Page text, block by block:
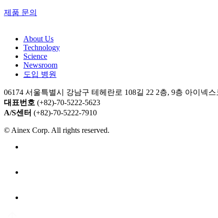
제품 문의
About Us​
Technology
Science
Newsroom
도입 병원
06174 서울특별시 강남구 테헤란로 108길 22 2층, 9층 아이넥
대표번호 (+82)-70-5222-5623
A/S센터 (+82)-70-5222-7910
© Ainex Corp. All rights reserved.